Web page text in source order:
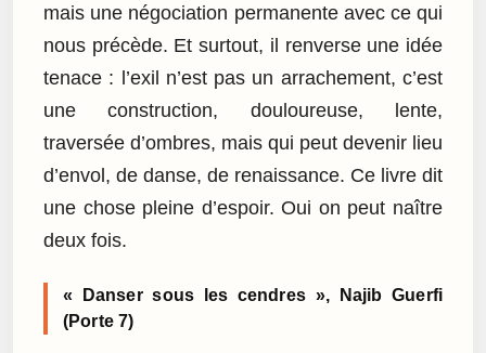
mais une négociation permanente avec ce qui
nous précède. Et surtout, il renverse une idée
tenace : l’exil n’est pas un arrachement, c’est
une construction, douloureuse, lente,
traversée d’ombres, mais qui peut devenir lieu
d’envol, de danse, de renaissance. Ce livre dit
une chose pleine d’espoir. Oui on peut naître
deux fois.
« Danser sous les cendres », Najib Guerfi
(Porte 7)